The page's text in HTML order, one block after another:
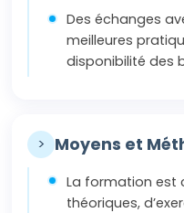
Des échanges
meilleures
disponibilité des
> Moyens et
La formation est
théoriques,